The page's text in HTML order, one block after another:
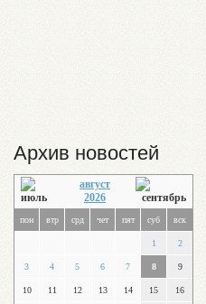
Архив новостей
август
2026
пон втр срд чет пят суб вск
1 2
3 4 5 6 7 8 9
10 11 12 13 14 15 16